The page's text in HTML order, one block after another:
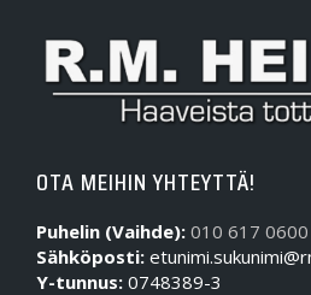
OTA MEIHIN YHTEYTTÄ!
Puhelin (Vaihde): 010 617 0600
Sähköposti:
Y-tunnus: 0748389-3